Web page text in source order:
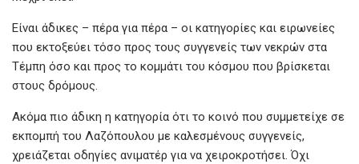
k
Είναι άδικες – πέρα για πέρα – οι κατηγορίες και ειρωνείες
που εκτοξεύει τόσο προς τους συγγενείς των νεκρών στα
Τέμπη όσο και προς το κομμάτι του κόσμου που βρίσκεται
στους δρόμους.
Ακόμα πιο άδικη η κατηγορία ότι το κοινό που συμμετείχε σε
εκπομπή του Λαζόπουλου με καλεσμένους συγγενείς,
χρειάζεται οδηγίες ανιματέρ για να χειροκροτήσει. Όχι